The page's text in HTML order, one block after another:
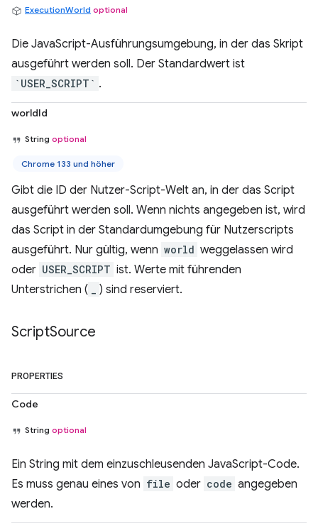
ExecutionWorld optional
Die JavaScript-Ausführungsumgebung, in der das Skript
ausgeführt werden soll. Der Standardwert ist
`USER_SCRIPT` .
worldId
String optional
Chrome 133 und höher
Gibt die ID der Nutzer-Script-Welt an, in der das Script
ausgeführt werden soll. Wenn nichts angegeben ist, wird
das Script in der Standardumgebung für Nutzerscripts
ausgeführt. Nur gültig, wenn world weggelassen wird
oder USER_SCRIPT ist. Werte mit führenden
Unterstrichen (
) sind reserviert.
ScriptSource
PROPERTIES
Code
String optional
Ein String mit dem einzuschleusenden JavaScript-Code.
Es muss genau eines von file oder code angegeben
werden.